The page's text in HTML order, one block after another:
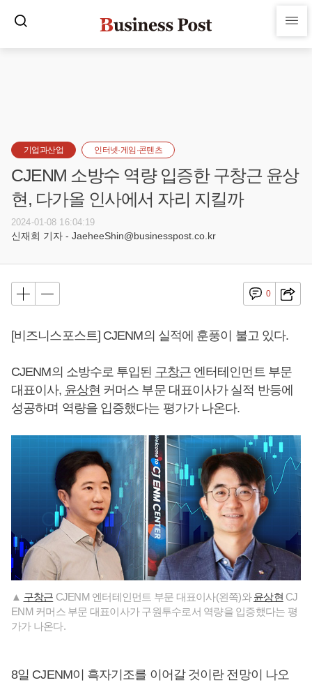
기업과산업 인터넷·게임·콘텐츠
CJENM 소방수 역량 입증한 구창근 윤상
현, 다가올 인사에서 자리 지킬까
2024-01-08 16:04:19
신재희 기자 - JaeheeShin@businesspost.co.kr
0
[비즈니스포스트] CJENM의 실적에 훈풍이 불고 있다.
CJENM의 소방수로 투입된 구창근엔터테인먼트 부문
대표이사, 윤상현 커머스 부문 대표이사가 실적 반등에
성공하며 역량을 입증했다는 평가가 나온다.
▲ 구창근 CJENM 엔터테인먼트 부문 대표이사(왼쪽)와윤상현 CJ
ENM 커머스 부문 대표이사가 구원투수로서 역량을 입증했다는 평
가가 나온다.
8일 CJENM이 흑자기조를 이어갈 것이란 전망이 나오